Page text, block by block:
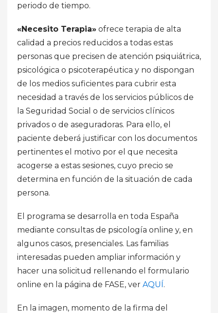
periodo de tiempo.
«Necesito Terapia» ofrece terapia de alta
calidad a precios reducidos a todas estas
personas que precisen de atención psiquiátrica,
psicológica o psicoterapéutica y no dispongan
de los medios suficientes para cubrir esta
necesidad a través de los servicios públicos de
la Seguridad Social o de servicios clínicos
privados o de aseguradoras. Para ello, el
paciente deberá justificar con los documentos
pertinentes el motivo por el que necesita
acogerse a estas sesiones, cuyo precio se
determina en función de la situación de cada
persona.
El programa se desarrolla en toda España
mediante consultas de psicología online y, en
algunos casos, presenciales. Las familias
interesadas pueden ampliar información y
hacer una solicitud rellenando el formulario
online en la página de FASE, ver AQUÍ.
En la imagen, momento de la firma del